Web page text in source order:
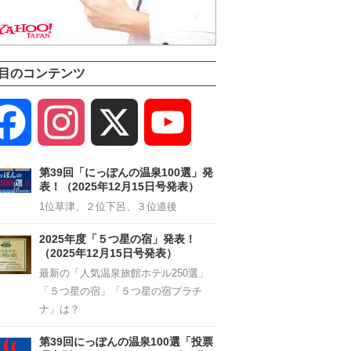
のコンテンツ
Facebook Instagram
Channel
第39回「にっぽんの温泉100選」発
表！（2025年12月15日号発表）
1位草津、２位下呂、３位道後
2025年度「５つ星の宿」発表！
（2025年12月15日号発表）
最新の「人気温泉旅館ホテル250選」
「５つ星の宿」「５つ星の宿プラチ
ナ」は？
第39回にっぽんの温泉100選「投票